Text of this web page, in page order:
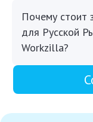
Почему стоит
для Русской
Workzilla?